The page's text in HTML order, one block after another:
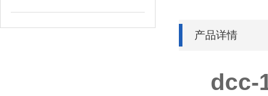
产品详情
dcc-